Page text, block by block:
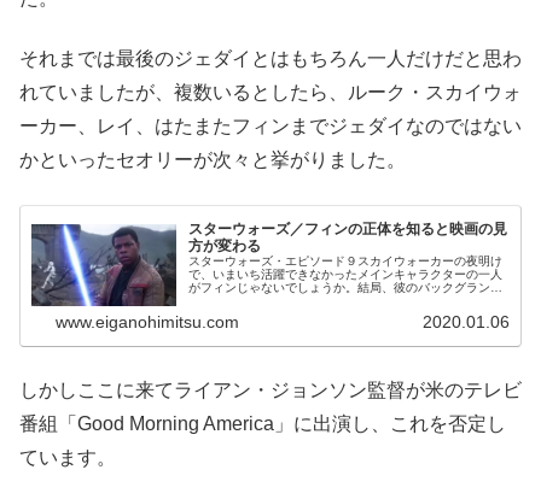
それまでは最後のジェダイとはもちろん一人だけだと思わ
れていましたが、複数いるとしたら、ルーク・スカイウォ
ーカー、レイ、はたまたフィンまでジェダイなのではない
かといったセオリーが次々と挙がりました。
スターウォーズ／フィンの正体を知ると映画の見
方が変わる
スターウォーズ・エピソード９スカイウォーカーの夜明け
で、いまいち活躍できなかったメインキャラクターの一人
がフィンじゃないでしょうか。結局、彼のバックグランド
www.eiganohimitsu.com 2020.01.06
しかしここに来てライアン・ジョンソン監督が米のテレビ
番組「Good Morning America」に出演し、これを否定し
ています。